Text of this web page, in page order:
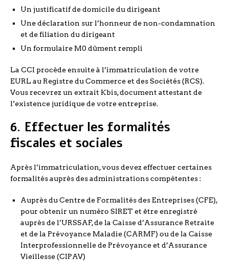
Un justificatif de domicile du dirigeant
Une déclaration sur l’honneur de non-condamnation
et de filiation du dirigeant
Un formulaire M0 dûment rempli
La CCI procède ensuite à l’immatriculation de votre
EURL au Registre du Commerce et des Sociétés (RCS).
Vous recevrez un extrait Kbis, document attestant de
l’existence juridique de votre entreprise.
6. Effectuer les formalités
fiscales et sociales
Après l’immatriculation, vous devez effectuer certaines
formalités auprès des administrations compétentes :
Auprès du Centre de Formalités des Entreprises (CFE),
pour obtenir un numéro SIRET et être enregistré
auprès de l’URSSAF, de la Caisse d’Assurance Retraite
et de la Prévoyance Maladie (CARMF) ou de la Caisse
Interprofessionnelle de Prévoyance et d’Assurance
Vieillesse (CIPAV)